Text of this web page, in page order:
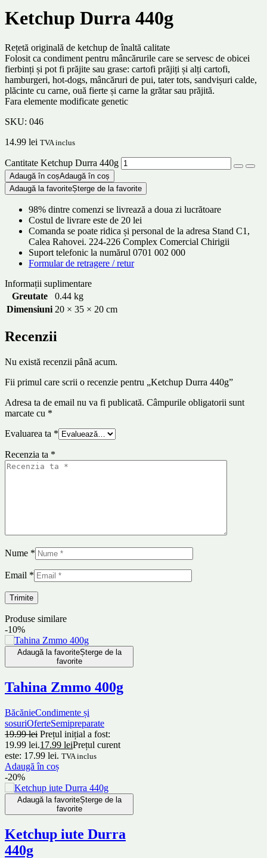
Ketchup Durra 440g
Rețetă originală de ketchup de înaltă calitate
Folosit ca condiment pentru mâncărurile care se servesc de obicei
fierbinți și pot fi prăjite sau grase: cartofi prăjiți și alți cartofi,
hamburgeri, hot-dogs, mâncăruri de pui, tater tots, sandvișuri calde,
plăcinte cu carne, ouă fierte și carne la grătar sau prăjită.
Fara elemente modificate genetic
SKU: 046
14.99 lei TVA inclus
Cantitate Ketchup Durra 440g
Adaugă în coșAdaugă în coș
Adaugă la favoriteȘterge de la favorite
98% dintre comenzi se livrează a doua zi lucrătoare
Costul de livrare este de 20 lei
Comanda se poate ridica și personal de la adresa Stand C1,
Calea Rahovei. 224-226 Complex Comercial Chirigii
Suport telefonic la numărul 0701 002 000
Formular de retragere / retur
Informații suplimentare
Greutate
0.44 kg
Dimensiuni 20 × 35 × 20 cm
Recenzii
Nu există recenzii până acum.
Fii primul care scrii o recenzie pentru „Ketchup Durra 440g”
Adresa ta de email nu va fi publicată. Câmpurile obligatorii sunt
marcate cu *
Evaluarea ta *
Recenzia ta *
Nume *
Email *
Produse similare
-10%
Adaugă la favoriteȘterge de la
favorite
Tahina Zmmo 400g
BăcănieCondimente și
sosuriOferteSemipreparate
19.99lei Prețul inițial a fost:
19.99 lei.17.99 leiPrețul curent
este: 17.99 lei. TVA inclus
Adaugă în coș
-20%
Adaugă la favoriteȘterge de la
favorite
Ketchup iute Durra
440g